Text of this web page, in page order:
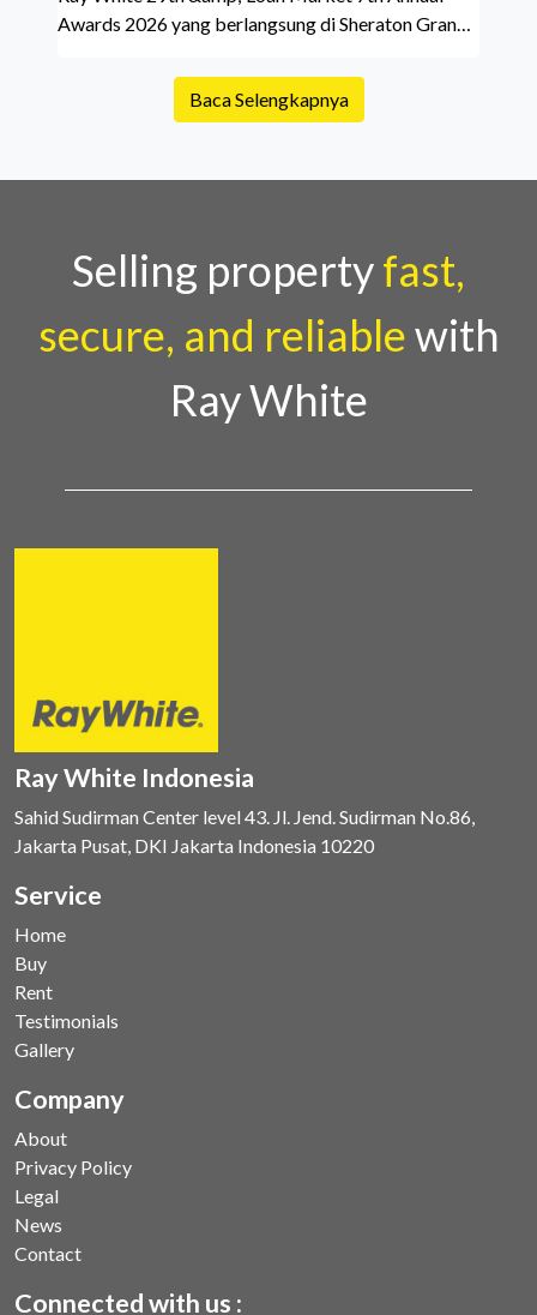
Awards 2026 yang berlangsung di Sheraton Grand
menjadi momen istimewa bagi para pelaku industri
properti dan keuangan. Lebih dari 400 marketing
Country Director Ray White Indon
Baca Selengkapnya
Selling propertyfast,
secure, and reliablewith
Ray White
Ray White Indonesia
Sahid Sudirman Center level 43. Jl. Jend. Sudirman No.86,
Jakarta Pusat, DKI Jakarta Indonesia 10220
Service
Home
Buy
Rent
Testimonials
Gallery
Company
About
Privacy Policy
Legal
News
Contact
Connected with us :